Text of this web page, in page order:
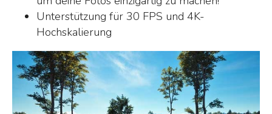
Unterstützung für 30 FPS und 4K-
Hochskalierung